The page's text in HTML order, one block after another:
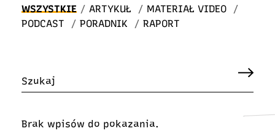
WSZYSTKIE / ARTYKUŁ / MATERIAŁ VIDEO
/
PODCAST
/ PORADNIK / RAPORT
Brak wpisów do pokazania.